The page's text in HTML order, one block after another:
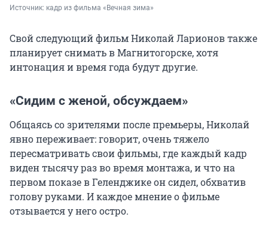
Источник: кадр из фильма «Вечная зима»
Свой следующий фильм Николай Ларионов также
планирует снимать в Магнитогорске, хотя
интонация и время года будут другие.
«Сидим с женой, обсуждаем»
Общаясь со зрителями после премьеры, Николай
явно переживает: говорит, очень тяжело
пересматривать свои фильмы, где каждый кадр
виден тысячу раз во время монтажа, и что на
первом показе в Геленджике он сидел, обхватив
голову руками. И каждое мнение о фильме
отзывается у него остро.